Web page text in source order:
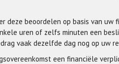
deze beoordelen op basis van uw
uren of zelfs minuten een
vaak dezelfde dag nog op uw
een financiële